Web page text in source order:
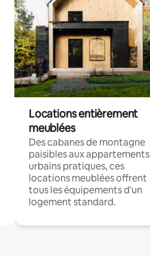
Locations entièrement
meublées
Des cabanes de montagne
paisibles aux appartements
urbains pratiques, ces
locations meublées offrent
tous les équipements d'un
logement standard.